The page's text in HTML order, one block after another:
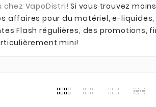
VapoDistri! Si vous trouvez
affaires pour du matériel, e-
Flash régulières, des promotions,
mini!